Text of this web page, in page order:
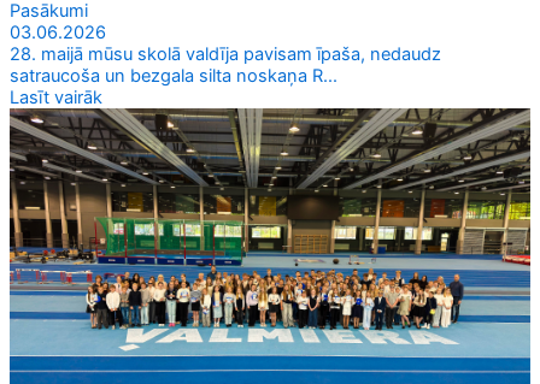
Pasākumi
03.06.2026
28. maijā mūsu skolā valdīja pavisam īpaša, nedaudz
satraucoša un bezgala silta noskaņa R...
Lasīt vairāk